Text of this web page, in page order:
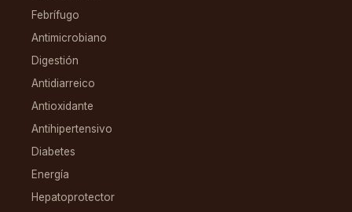
Febrífugo
Antimicrobiano
Digestión
Antidiarreico
Antioxidante
Antihipertensivo
Diabetes
Energía
Hepatoprotector